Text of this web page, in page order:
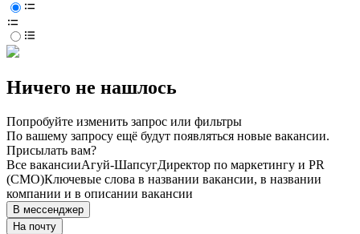
Ничего не нашлось
Попробуйте изменить запрос или фильтры
По вашему запросу ещё будут появляться новые вакансии.
Присылать вам?
Все вакансииАгуй-ШапсугДиректор по маркетингу и PR
(CMO)Ключевые слова в названии вакансии, в названии
компании и в описании вакансии
В мессенджер
На почту